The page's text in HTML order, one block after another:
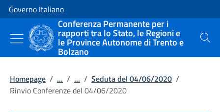
Vai al contenuto
Vai alla navigazione del sito
Governo Italiano
Conferenza Permanente per i
rapporti tra lo Stato, le Regioni e
le Province Autonome di Trento e
Bolzano
Cerca
Homepage / ... / ... / Seduta del 04/06/2020 /
Rinvio Conferenze del 04/06/2020